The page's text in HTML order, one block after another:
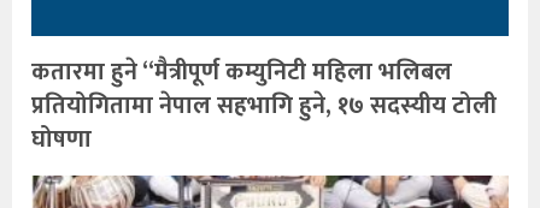
कतारमा हुने “मैत्रीपूर्ण कम्युनिटी महिला भलिबल
प्रतियोगितामा नेपाल सहभागि हुने, १७ सदस्यीय टोली
घोषणा